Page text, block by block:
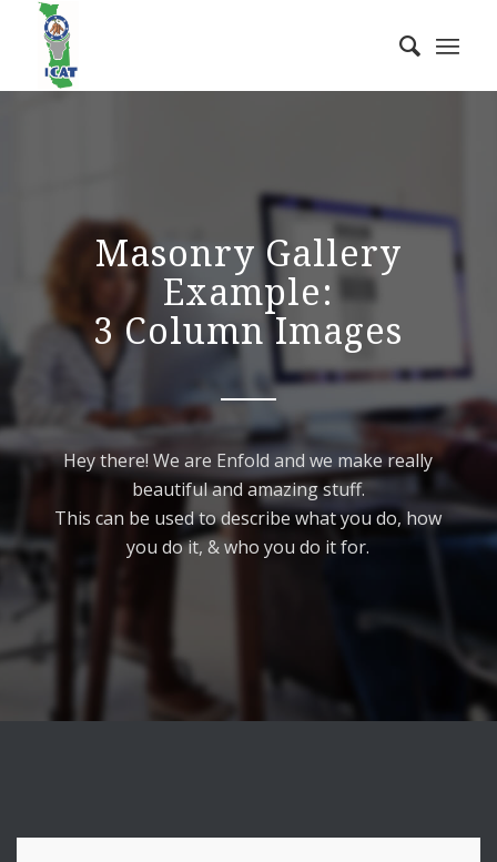
Masonry Gallery
Example:
3 Column Images
Hey there! We are Enfold and we make really
beautiful and amazing stuff.
This can be used to describe what you do, how
you do it, & who you do it for.